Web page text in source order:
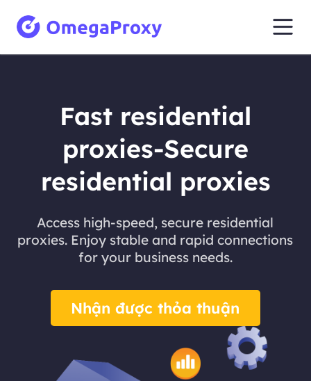
Fast residential
proxies-Secure
residential proxies
Access high-speed, secure residential
proxies. Enjoy stable and rapid connections
for your business needs.
Nhận được thỏa thuận